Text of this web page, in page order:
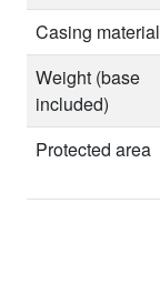
Casing material
Weight (base
included)
Protected area